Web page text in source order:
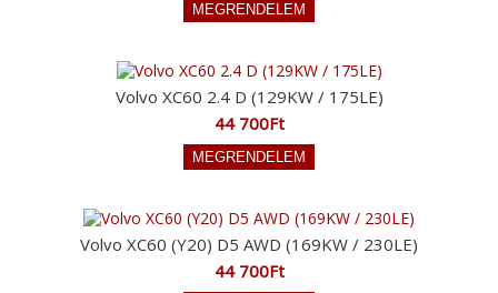
Volvo XC60 2.4 D (129KW / 175LE)
44 700Ft
Volvo XC60 (Y20) D5 AWD (169KW / 230LE)
44 700Ft